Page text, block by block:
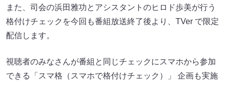
また、司会の浜田雅功とアシスタントのヒロド歩美が行う
格付けチェックを今回も番組放送終了後より、TVer で限定
配信します。
視聴者のみなさんが番組と同じチェックにスマホから参加
できる「スマ格（スマホで格付けチェック）」 企画も実施